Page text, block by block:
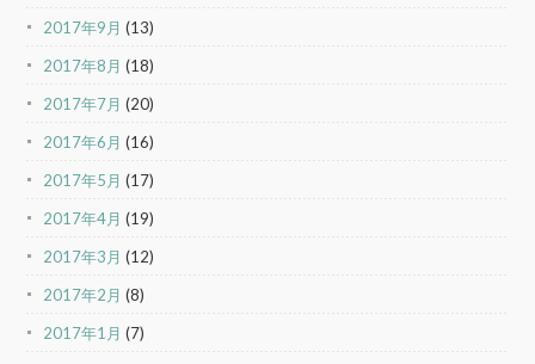
2017年9月 (13)
2017年8月 (18)
2017年7月 (20)
2017年6月 (16)
2017年5月 (17)
2017年4月 (19)
2017年3月 (12)
2017年2月 (8)
2017年1月 (7)